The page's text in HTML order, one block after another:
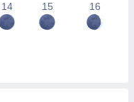
14 15 16